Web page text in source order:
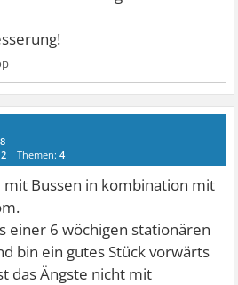
2 Themen:4
mit Bussen in kombination mit
einer 6 wöchigen stationären
bin ein gutes Stück vorwärts
das Ängste nicht mit